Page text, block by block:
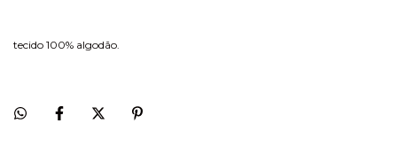
tecido 100% algodão.